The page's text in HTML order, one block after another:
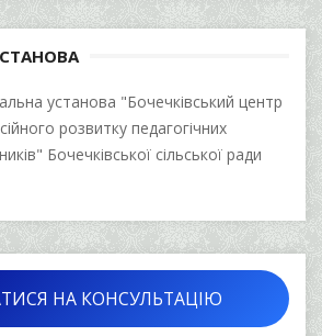
установа "Бочечківський центр
розвитку педагогічних
Бочечківської сільської ради
НА КОНСУЛЬТАЦІЮ